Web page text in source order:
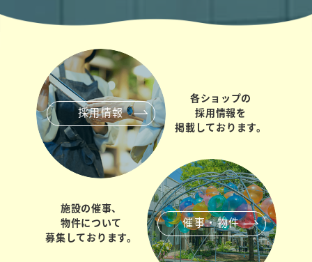
採用情報
各ショップの
採用情報を
掲載しております。
催事・物件
施設の催事、
物件について
募集しております。